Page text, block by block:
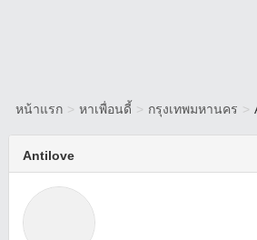
หน้าแรก > หาเพื่อนดี้ > กรุงเทพมหานคร >
Antilove